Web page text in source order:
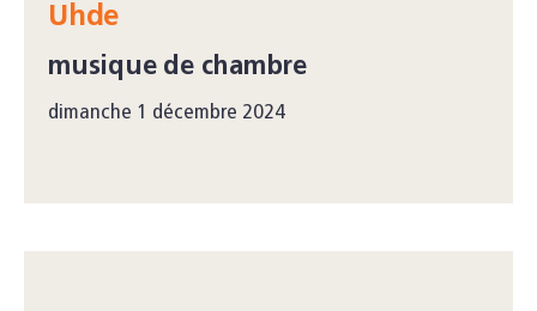
Uhde
musique de chambre
dimanche 1 décembre 2024